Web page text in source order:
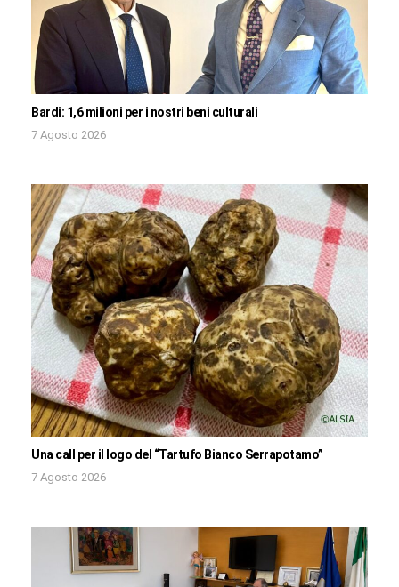
Bardi: 1,6 milioni per i nostri beni culturali
7 Agosto 2026
Una call per il logo del “Tartufo Bianco Serrapotamo”
7 Agosto 2026